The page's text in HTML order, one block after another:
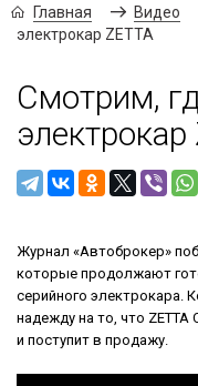
Главная Видео
электрокар ZETTA
Смотрим,
электрокар
Журнал «Автоброкер»
которые продолжают
серийного электрокара.
надежду на то, что ZETTA
и поступит в продажу.